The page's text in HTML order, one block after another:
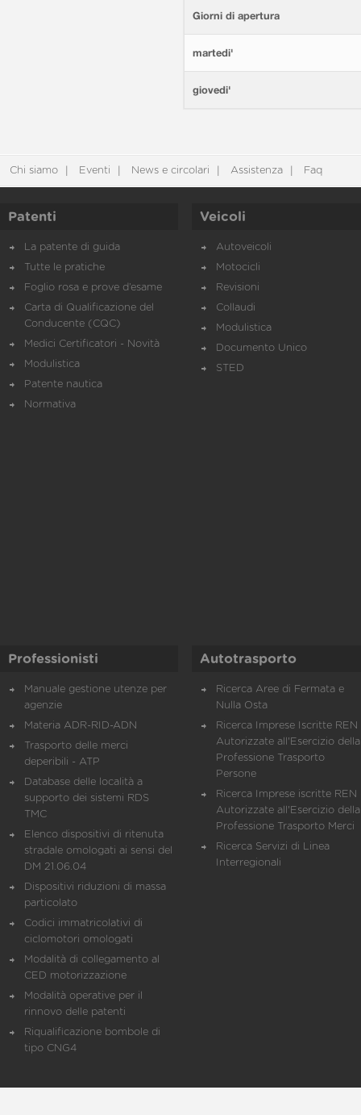
Giorni di apertura
martedi'
giovedi'
Chi siamo Eventi News e circolari Assistenza Faq
Patenti
La patente di guida
Tutte le pratiche
Foglio rosa e prove d’esame
Carta di Qualificazione del
Conducente (CQC)
Medici Certificatori - Novità
Modulistica
Patente nautica
Normativa
Veicoli
Autoveicoli
Motocicli
Revisioni
Collaudi
Modulistica
Documento Unico
STED
Professionisti
Manuale gestione utenze per
agenzie
Materia ADR-RID-ADN
Trasporto delle merci
deperibili - ATP
Database delle località a
supporto dei sistemi RDS
TMC
Elenco dispositivi di ritenuta
stradale omologati ai sensi del
DM 21.06.04
Dispositivi riduzioni di massa
particolato
Codici immatricolativi di
ciclomotori omologati
Modalità di collegamento al
CED motorizzazione
Modalità operative per il
rinnovo delle patenti
Riqualificazione bombole di
tipo CNG4
Autotrasporto
Ricerca Aree di Fermata e
Nulla Osta
Ricerca Imprese Iscritte REN
Autorizzate all'Esercizio della
Professione Trasporto
Persone
Ricerca Imprese iscritte REN
Autorizzate all'Esercizio della
Professione Trasporto Merci
Ricerca Servizi di Linea
Interregionali